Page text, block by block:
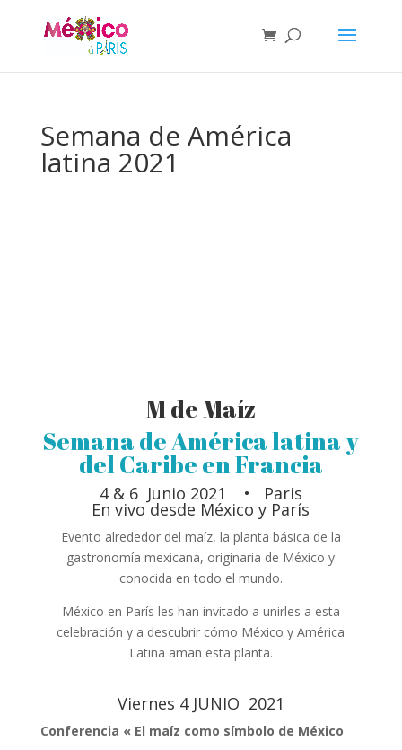
Semana de América
latina 2021
M de Maíz
Semana de América latina y
del Caribe en Francia
4 & 6 Junio 2021 • Paris
En vivo desde México y París
Evento alrededor del maíz, la planta básica de la
gastronomía mexicana, originaria de México y
conocida en todo el mundo.
México en París les han invitado a unirles a esta
celebración y a descubrir cómo México y América
Latina aman esta planta.
Viernes 4 JUNIO 2021
Conferencia « El maíz como símbolo de México